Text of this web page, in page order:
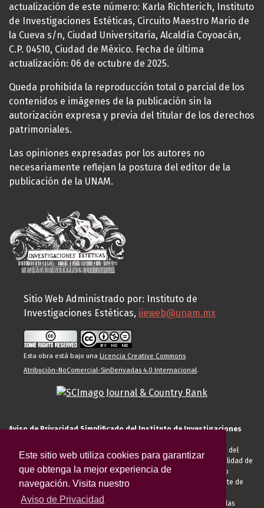
Este sitio web utiliza cookies para garantizar
que obtenga la mejor experiencia de
navegación. Visita nuestro
Aviso de Privacidad
actualización de este número: Karla Richterich, Instituto
de Investigaciones Estéticas, Circuito Maestro Mario de
la Cueva s/n, Ciudad Universitaria, Alcaldía Coyoacán,
C.P. 04510, Ciudad de México. Fecha de última
actualización: 06 de octubre de 2025.
Queda prohibida la reproducción total o parcial de los
contenidos e imágenes de la publicación sin la
autorización expresa y previa del titular de los derechos
patrimoniales.
Las opiniones expresadas por los autores no
necesariamente reflejan la postura del editor de la
publicación de la UNAM.
Sitio Web Administrado por: Instituto de
Investigaciones Estéticas, iieweb@unam.mx
Esta obra está bajo una Licencia Creative Commons
Atribución-NoComercial-SinDerivadas 4.0 Internacional.
Aviso de Privacidad Simplificado del Instituto de Investigaciones
El Instituto de Investigaciones Estéticas de la UNAM, es responsable del
tratamiento de sus datos personales para el registro de usted en calidad de
alumno, docente, personal de la entidad académica, conferencista o
invitado externo (nacional o extranjero), visitante, proveedor o cliente de
anteriormente descritas u otras aquellas exigidas legalmente o por las